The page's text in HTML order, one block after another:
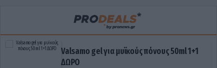
Valsamo gel για μυϊκούς πόνους 50ml 1+1
ΔΩΡΟ